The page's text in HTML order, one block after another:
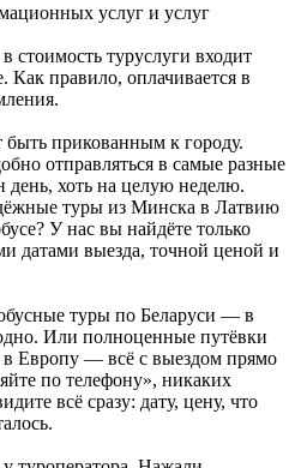
услуг и услуг
стоимость туруслуги входит
Как правило, оплачивается в
прикованным к городу.
отправляться в самые разные
хоть на целую неделю.
туры из Минска в Латвию
У нас вы найдёте только
датами выезда, точной ценой и
туры по Беларуси — в
Или полноценные путёвки
в Европу — всё с выездом прямо
по телефону», никаких
всё сразу: дату, цену, что